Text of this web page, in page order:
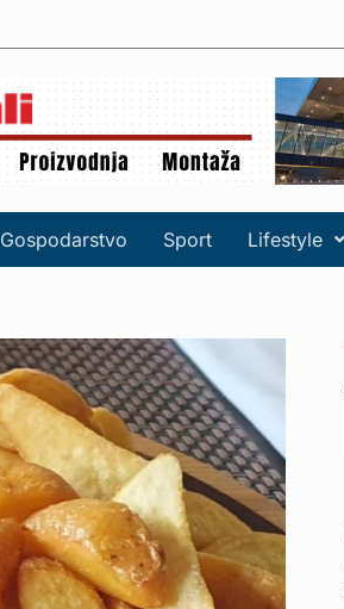
Gospodarstvo Sport Lifestyle